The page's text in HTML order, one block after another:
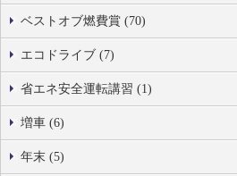
ベストオブ燃費賞 (70)
エコドライブ (7)
省エネ安全運転講習 (1)
増車 (6)
年末 (5)